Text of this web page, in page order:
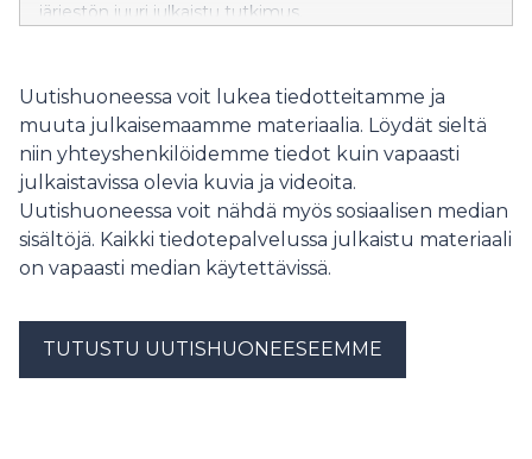
järjestön juuri julkaistu tutkimus.
Uutishuoneessa voit lukea tiedotteitamme ja
muuta julkaisemaamme materiaalia. Löydät sieltä
niin yhteyshenkilöidemme tiedot kuin vapaasti
julkaistavissa olevia kuvia ja videoita.
Uutishuoneessa voit nähdä myös sosiaalisen median
sisältöjä. Kaikki tiedotepalvelussa julkaistu materiaali
on vapaasti median käytettävissä.
TUTUSTU UUTISHUONEESEEMME